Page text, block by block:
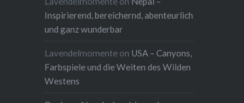
Inspirierend, bereichernd, abenteurlich
und ganz wunderbar
Lavendelmomente on USA – Canyons,
Farbspiele und die Weiten des Wilden
Westens